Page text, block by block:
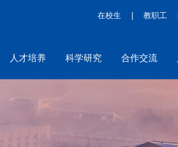
在校生 教职工
人才培养 科学研究 合作交流